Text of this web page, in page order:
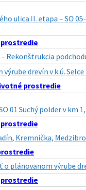
ulica II. etapa – SO
- Rekonštrukcia
drevín v k.ú. Selce
prostredie
01 Suchý polder v km
Kremnička,
plánovanom výrube